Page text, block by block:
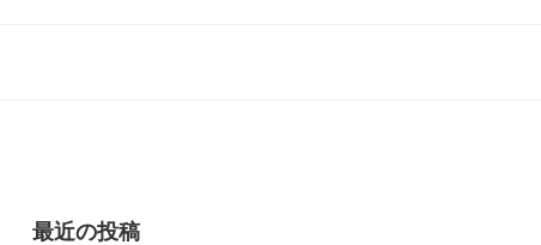
最近の投稿